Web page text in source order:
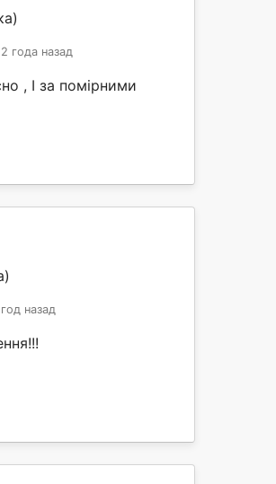
года назад
, І за помірними
назад